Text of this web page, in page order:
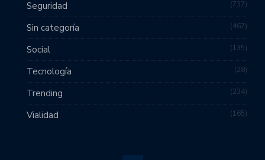
Seguridad 737
Sin categoría 467
Social 135
Tecnología 28
Trending 234
Vialidad 165